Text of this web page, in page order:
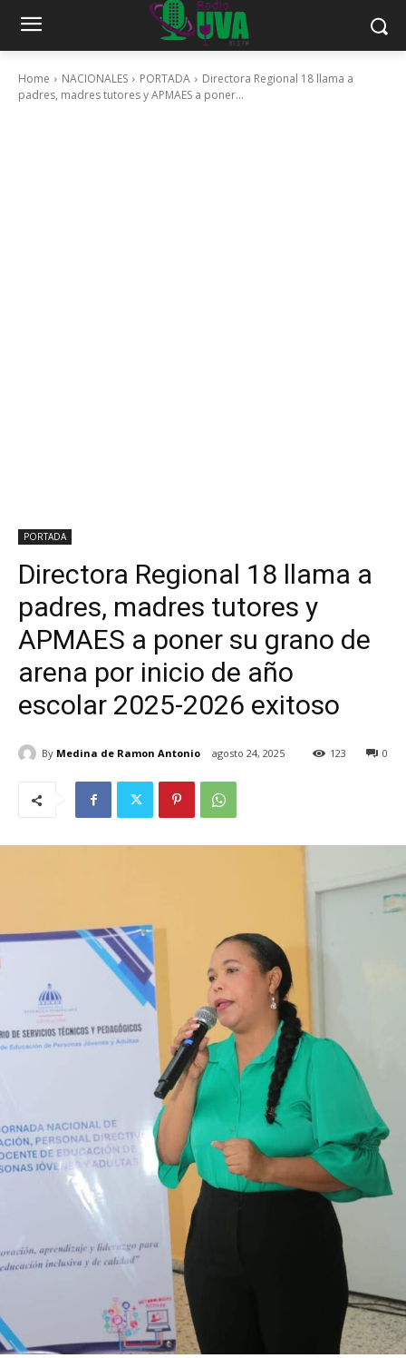
Home NACIONALES PORTADA
Directora Regional 18 llama a
padres, madres tutores y APMAES a poner...
PORTADA
Directora Regional 18 llama a
padres, madres tutores y
APMAES a poner su grano de
arena por inicio de año
escolar 2025-2026 exitoso
By Medina de Ramon Antonio agosto 24, 2025 0
123